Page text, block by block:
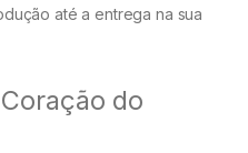
até a entrega na sua
do